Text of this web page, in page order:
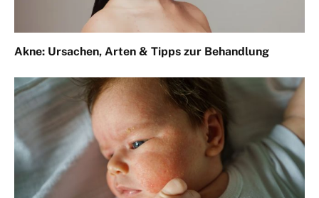
Akne: Ursachen, Arten & Tipps zur Behandlung